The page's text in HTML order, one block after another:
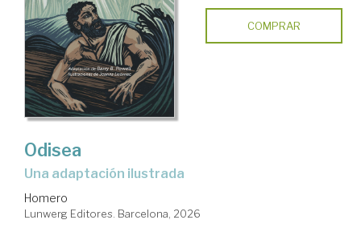
COMPRAR
Odisea
Una adaptación ilustrada
Homero
Lunwerg Editores. Barcelona, 2026